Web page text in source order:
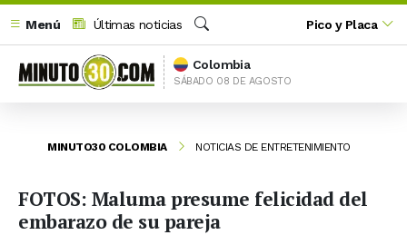
Menú
Últimas noticias
Buscar
Pico y Placa
Colombia
SÁBADO 08 DE AGOSTO
MINUTO30 COLOMBIA NOTICIAS DE ENTRETENIMIENTO
FOTOS: Maluma presume felicidad del
embarazo de su pareja